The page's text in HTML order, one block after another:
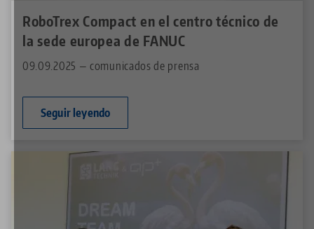
RoboTrex Compact en el centro técnico de
la sede europea de FANUC
09.09.2025 — comunicados de prensa
Seguir leyendo